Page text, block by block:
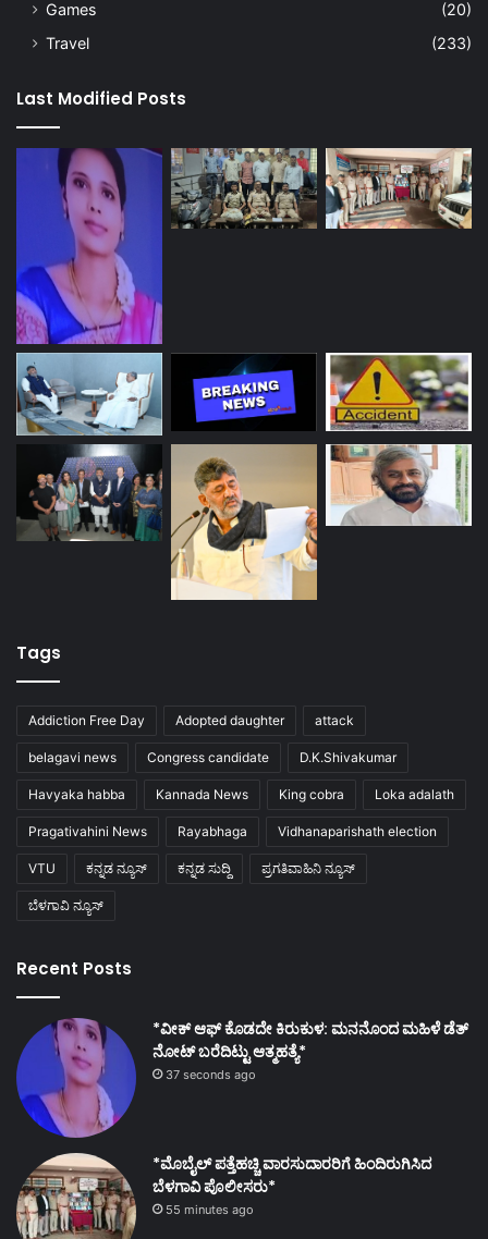
Games
(20)
Travel
(233)
Last Modified Posts
Tags
Addiction Free Day Adopted daughter attack
belagavi news Congress candidate D.K.Shivakumar
Havyaka habba Kannada News King cobra Loka adalath
Pragativahini News Rayabhaga Vidhanaparishath election
VTU ಕನ್ನಡ ನ್ಯೂಸ್ ಕನ್ನಡ ಸುದ್ದಿ ಪ್ರಗತಿವಾಹಿನಿ ನ್ಯೂಸ್
ಬೆಳಗಾವಿ ನ್ಯೂಸ್
Recent Posts
*ವೀಕ್ ಆಫ್ ಕೊಡದೇ ಕಿರುಕುಳ: ಮನನೊಂದ ಮಹಿಳೆ ಡೆತ್
ನೋಟ್ ಬರೆದಿಟ್ಟು ಆತ್ಮಹತ್ಯೆ*
37 seconds ago
*ಮೊಬೈಲ್ ಪತ್ತೆಹಚ್ಚಿ ವಾರಸುದಾರರಿಗೆ ಹಿಂದಿರುಗಿಸಿದ
ಬೆಳಗಾವಿ ಪೊಲೀಸರು*
55 minutes ago